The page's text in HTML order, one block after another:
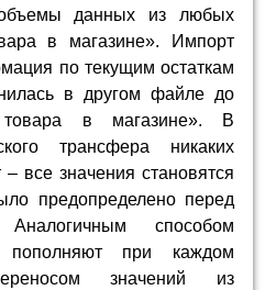
данных из любых
в магазине». Импорт
по текущим остаткам
в другом файле до
товара в магазине». В
трансфера никаких
все значения становятся
предопределено перед
способом
пополняют при каждом
значений из